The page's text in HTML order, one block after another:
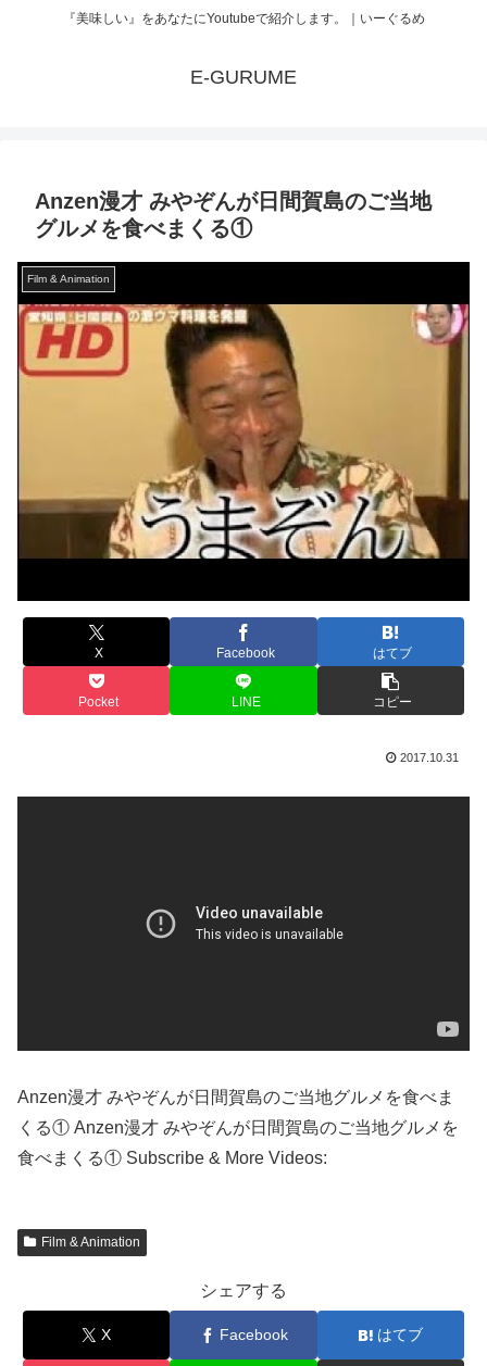
『美味しい』をあなたにYoutubeで紹介します。｜いーぐるめ
E-GURUME
Anzen漫才 みやぞんが日間賀島のご当地
グルメを食べまくる①
Film & Animation
X Facebook はてブ
Pocket LINE コピー
2017.10.31
Anzen漫才 みやぞんが日間賀島のご当地グルメを食べま
くる① Anzen漫才 みやぞんが日間賀島のご当地グルメを
食べまくる① Subscribe & More Videos:
Film & Animation
シェアする
X Facebook はてブ